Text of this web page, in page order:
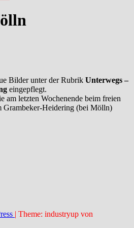
Bilder unter der Rubrik Unterwegs –
eingepflegt.
am letzten Wochenende beim freien
Grambeker-Heidering (bei Mölln)
| Theme: industryup von